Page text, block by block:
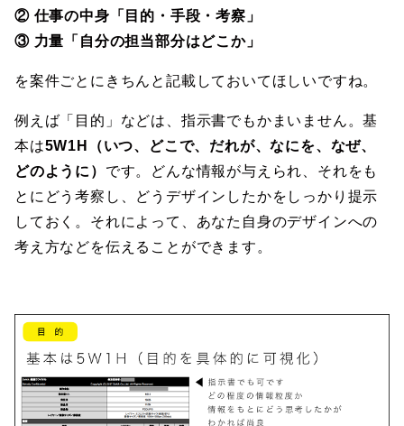
② 仕事の中身「目的・手段・考察」
③ 力量「自分の担当部分はどこか」
を案件ごとにきちんと記載しておいてほしいですね。
例えば「目的」などは、指示書でもかまいません。基
本は5W1H（いつ、どこで、だれが、なにを、なぜ、
どのように） です。どんな情報が与えられ、それをも
とにどう考察し、どうデザインしたかをしっかり提示
しておく。それによって、あなた自身のデザインへの
考え方などを伝えることができます。